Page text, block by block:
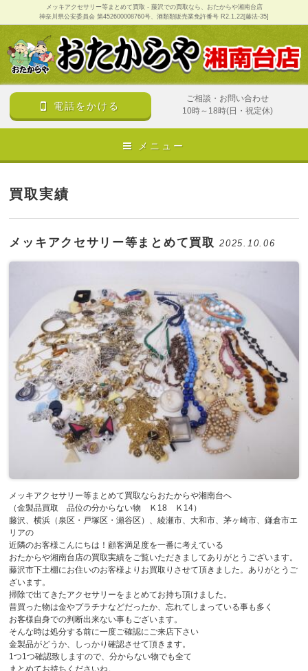
メッキアクセサリー等まとめて買取 - 藤沢での買取なら、おたからや湘南台店
神奈川県公安委員会 第452600008760号、酒類類販売業免許番号 R2.1.22[藤法-35]
電話をかける
ご相談・お問い合わせ
10時～18時(日・祝定休)
メニュー
買取実績
メッキアクセサリー等まとめて買取2025.10.06
メッキアクセサリー等まとめて買取ならおたからや湘南台へ
（金製品買取 品位の分からない物 Ｋ18 Ｋ14）
藤沢、横浜（泉区・戸塚区・瀬谷区）、綾瀬市、大和市、茅ヶ崎市、鎌倉市エ
リアの
近隣のお客様こんにちは！顧客満足度を一番に考えている
おたからや湘南台店の買取実績をご覧いただきましてありがとうございます。
藤沢市下土棚にお住いのお客様よりお買取りさせて頂きました。ありがとうご
ざいます。
掃除で出てきたアクセサリーをまとめてお持ち頂けました。
昔買った物は金やプラチナなどだったか、忘れてしまっている事も多く
お客様自身での判断出来ない事もございます。
そんな時は処分する前に一度ご確認にご来店下さい
金製品がどうか、しっかり確認させて頂きます。
1つ1つ確認致しますので、分からない物でも全て
まとめてお持ちくださいね。